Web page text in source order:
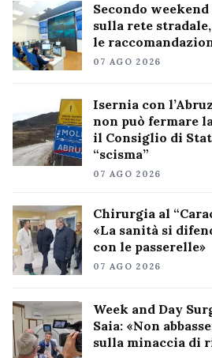
Secondo
sulla rete
le
07 AGO 2026
Isernia con
non può fermare
il Consiglio di
“scisma”
07 AGO 2026
Chirurgia al
«La sanità si
con le passerelle»
07 AGO 2026
Week and Day
Saia: «Non
sulla minaccia di